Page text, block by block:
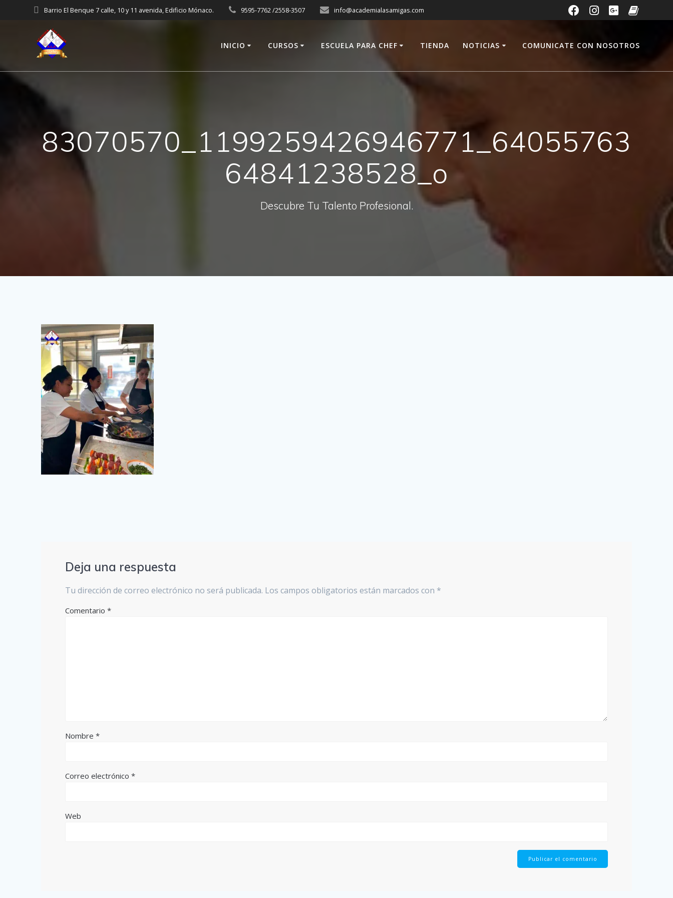
Barrio El Benque 7 calle, 10 y 11 avenida, Edificio Mónaco. 9595-7762 /2558-3507 info@academialasamigas.com
INICIO CURSOS ESCUELA PARA CHEF TIENDA NOTICIAS COMUNICATE CON NOSOTROS
83070570_1199259426946771_64055763
64841238528_o
Descubre Tu Talento Profesional.
Deja una respuesta
Tu dirección de correo electrónico no será publicada. Los campos obligatorios están marcados con *
Comentario*
Nombre*
Correo electrónico*
Web